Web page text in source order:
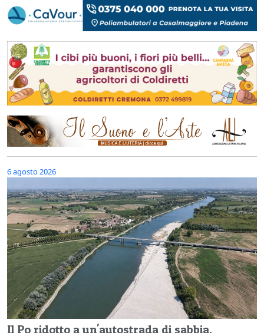
6 agosto 2026
Il Po ridotto a un'autostrada di sabbia,